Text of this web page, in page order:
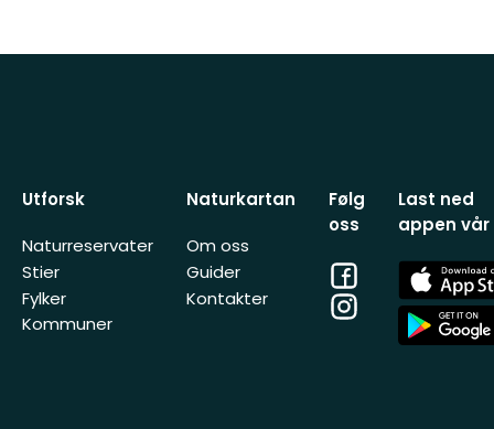
Utforsk
Naturreservater
Stier
Fylker
Kommuner
Naturkartan
Om oss
Guider
Kontakter
Følg
oss
Facebook
Instagram
Last ned
appen vår
App
Store
App
Store